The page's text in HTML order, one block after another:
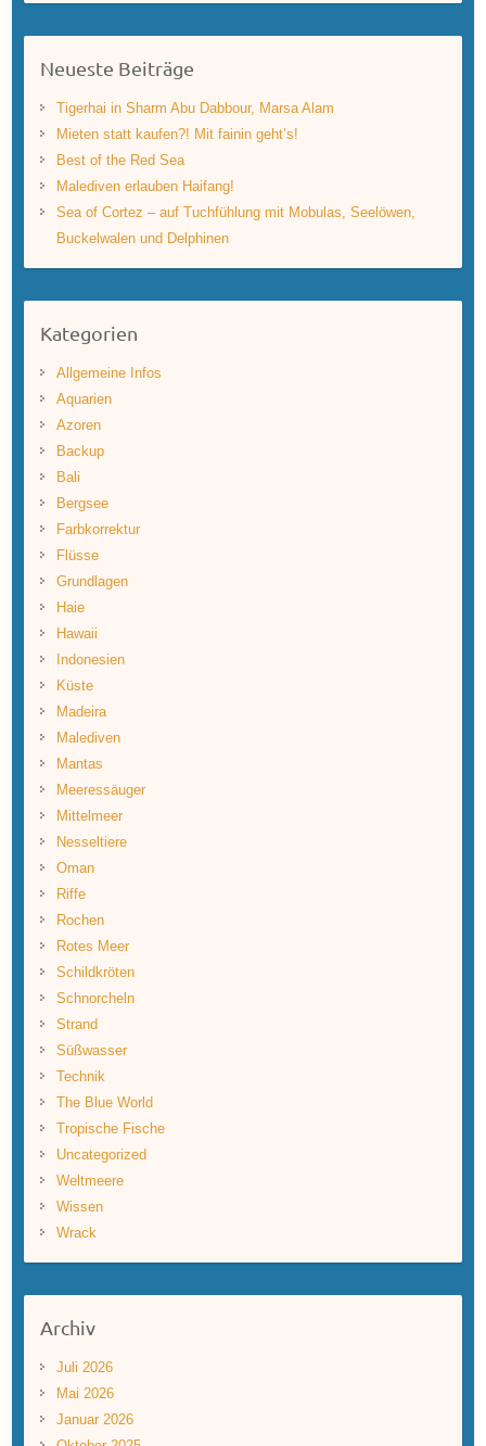
Neueste Beiträge
Tigerhai in Sharm Abu Dabbour, Marsa Alam
Mieten statt kaufen?! Mit fainin geht’s!
Best of the Red Sea
Malediven erlauben Haifang!
Sea of Cortez – auf Tuchfühlung mit Mobulas, Seelöwen,
Buckelwalen und Delphinen
Kategorien
Allgemeine Infos
Aquarien
Azoren
Backup
Bali
Bergsee
Farbkorrektur
Flüsse
Grundlagen
Haie
Hawaii
Indonesien
Küste
Madeira
Malediven
Mantas
Meeressäuger
Mittelmeer
Nesseltiere
Oman
Riffe
Rochen
Rotes Meer
Schildkröten
Schnorcheln
Strand
Süßwasser
Technik
The Blue World
Tropische Fische
Uncategorized
Weltmeere
Wissen
Wrack
Archiv
Juli 2026
Mai 2026
Januar 2026